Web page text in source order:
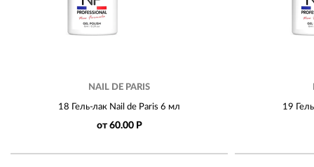
NAIL DE PARIS
18 Гель-лак Nail de Paris 6 мл
от 60.00 Р
19